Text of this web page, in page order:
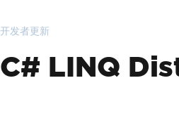
开发者更新
C# LINQ